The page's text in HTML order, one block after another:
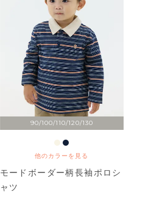
90/100/110/120/130
他のカラーを見る
モードボーダー柄長袖ポロシ
ャツ